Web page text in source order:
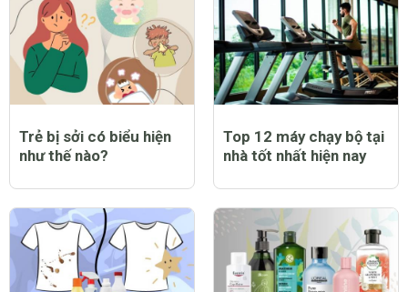
Trẻ bị sởi có biểu hiện
như thế nào?
Top 12 máy chạy bộ tại
nhà tốt nhất hiện nay